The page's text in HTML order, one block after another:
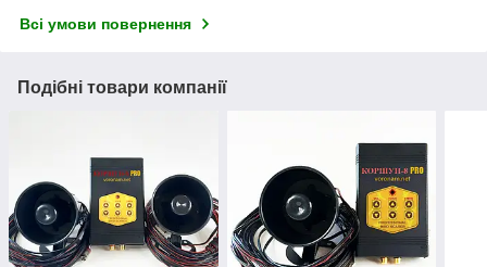
Всі умови повернення
Подібні товари компанії